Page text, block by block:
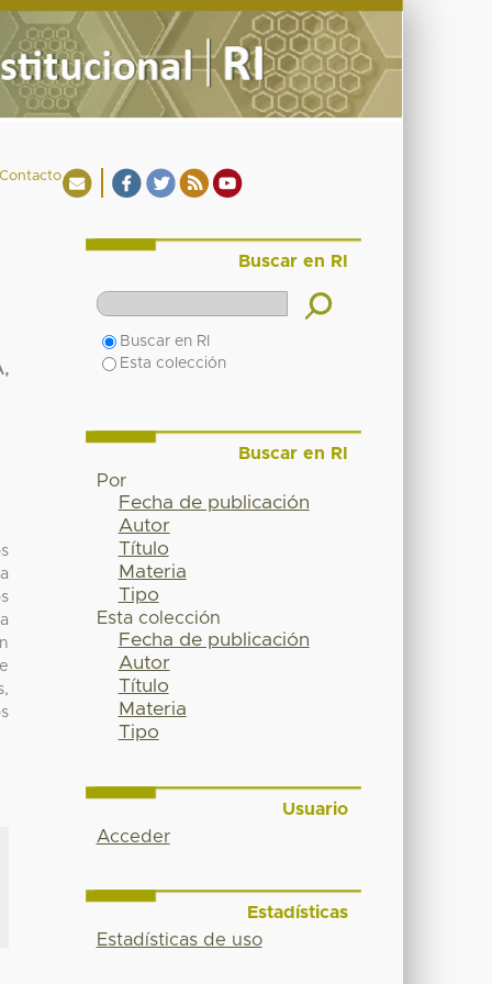
Contacto
Buscar en RI
Buscar en RI
Esta colección
Buscar en RI
Por
Fecha de publicación
Autor
Título
Materia
Tipo
Esta colección
Fecha de publicación
Autor
Título
Materia
Tipo
Usuario
Acceder
Estadísticas
Estadísticas de uso